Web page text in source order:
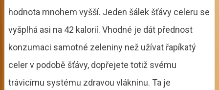
hodnota mnohem vyšší. Jeden šálek šťávy celeru se
vyšplhá asi na 42 kalorií. Vhodné je dát přednost
konzumaci samotné zeleniny než užívat řapíkatý
celer v podobě šťávy, dopřejete totiž svému
trávicímu systému zdravou vlákninu. Ta je